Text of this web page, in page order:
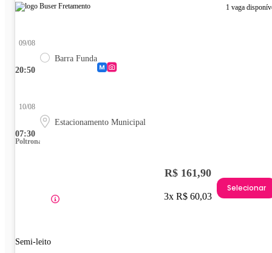
1 vaga
20:50
09/08
Barra Funda
07:30
10/08
Estacionamento Municipal
Poltrona
Semi-leito
R$ 161,90
3x R$ 60,03
Selecionar